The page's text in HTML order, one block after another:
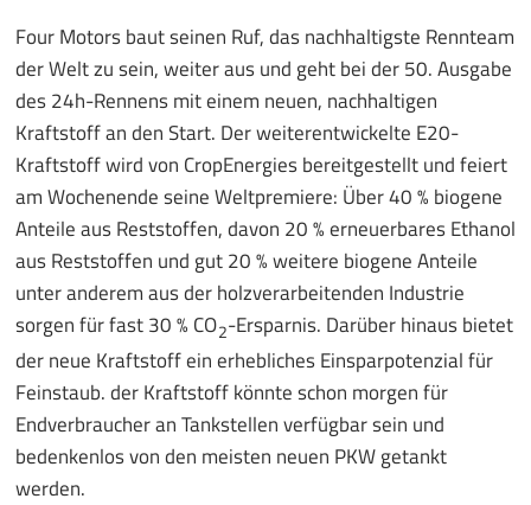
Four Motors baut seinen Ruf, das nachhaltigste Rennteam
der Welt zu sein, weiter aus und geht bei der 50. Ausgabe
des 24h-Rennens mit einem neuen, nachhaltigen
Kraftstoff an den Start. Der weiterentwickelte E20-
Kraftstoff wird von CropEnergies bereitgestellt und feiert
am Wochenende seine Weltpremiere: Über 40 % biogene
Anteile aus Reststoffen, davon 20 % erneuerbares Ethanol
aus Reststoffen und gut 20 % weitere biogene Anteile
unter anderem aus der holzverarbeitenden Industrie
sorgen für fast 30 % CO2-Ersparnis. Darüber hinaus bietet
der neue Kraftstoff ein erhebliches Einsparpotenzial für
Feinstaub. der Kraftstoff könnte schon morgen für
Endverbraucher an Tankstellen verfügbar sein und
bedenkenlos von den meisten neuen PKW getankt
werden.